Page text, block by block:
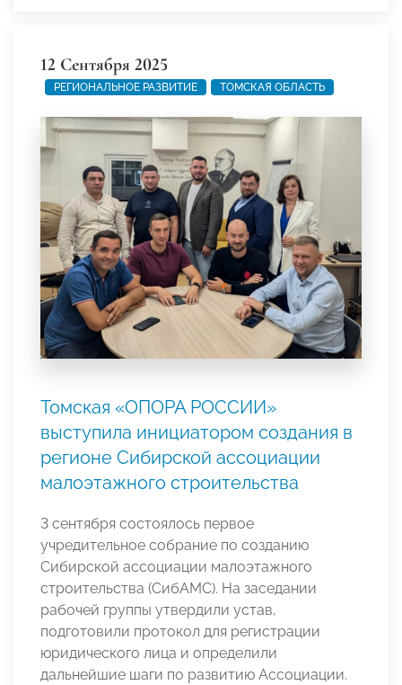
12 Сентября 2025
РЕГИОНАЛЬНОЕ РАЗВИТИЕ ТОМСКАЯ ОБЛАСТЬ
Томская «ОПОРА РОССИИ»
выступила инициатором создания в
регионе Сибирской ассоциации
малоэтажного строительства
3 сентября состоялось первое
учредительное собрание по созданию
Сибирской ассоциации малоэтажного
строительства (СибАМС). На заседании
рабочей группы утвердили устав,
подготовили протокол для регистрации
юридического лица и определили
дальнейшие шаги по развитию Ассоциации.